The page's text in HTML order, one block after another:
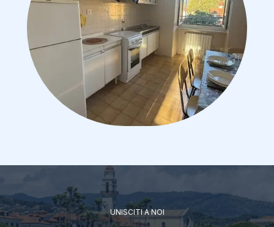
UNISCITI A NOI